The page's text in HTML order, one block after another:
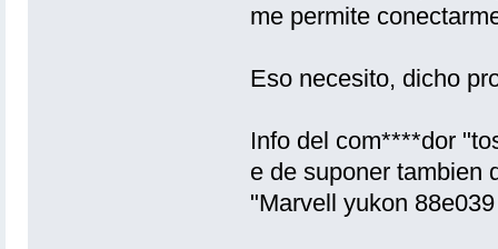
me permite
Eso necesito, dicho
Info del com****dor
e de suponer tambien
"Marvell yukon